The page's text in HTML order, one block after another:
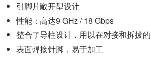
引脚片敞开型设计
性能：高达9 GHz / 18 Gbps
整合了导柱设计，用以在对接和拆拔
表面焊接针脚，易于加工